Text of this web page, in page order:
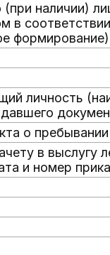
наличии)
в
формирование)
личность
о
в выслугу
и номер